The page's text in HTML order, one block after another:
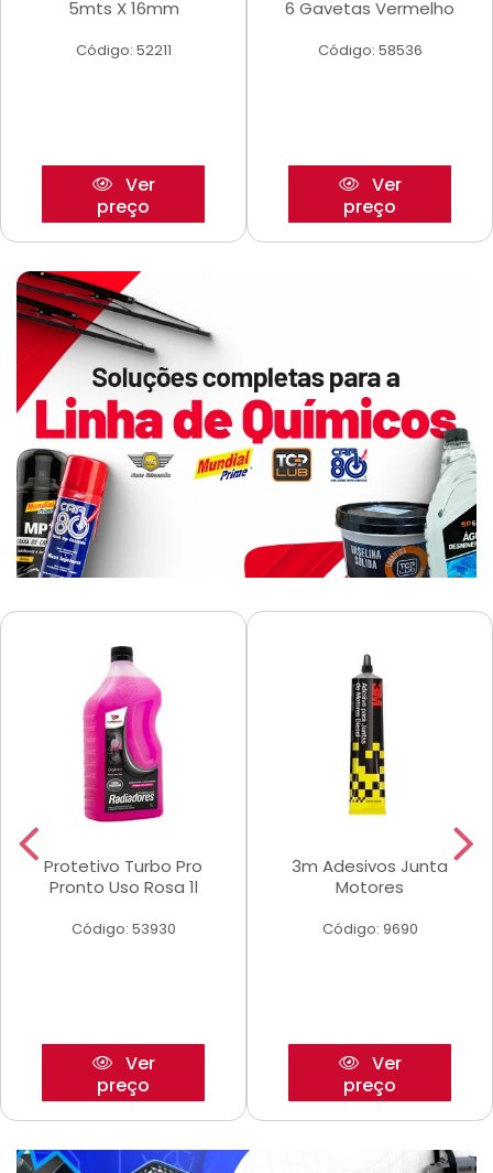
5mts X 16mm
Código: 52211
Ver
preço
6 Gavetas Vermelho
Código: 58536
Ver
preço
Protetivo Turbo Pro
Pronto Uso Rosa 1l
Código: 53930
Ver
preço
3m Adesivos Junta
Motores
Código: 9690
Ver
preço